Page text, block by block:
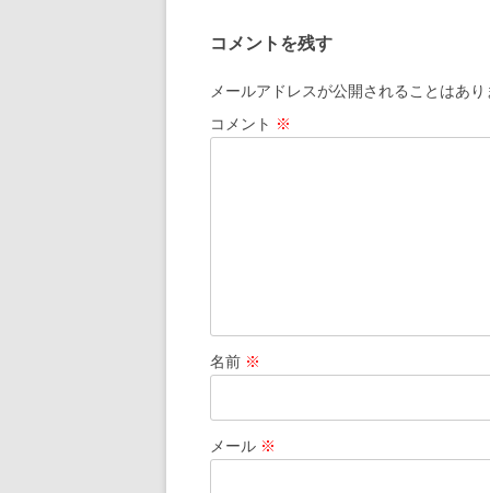
コメントを残す
メールアドレスが公開されることはあ
コメント ※
名前 ※
メール ※